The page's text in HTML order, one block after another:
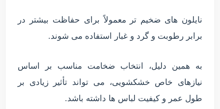
نایلون های ضخیم تر معمولاً برای حفاظت بیشتر در
برابر رطوبت و گرد و غبار استفاده می شوند.
به همین دلیل، انتخاب ضخامت مناسب بر اساس
نیازهای خاص خشکشویی، می تواند تأثیر زیادی بر
طول عمر و کیفیت لباس ها داشته باشد.